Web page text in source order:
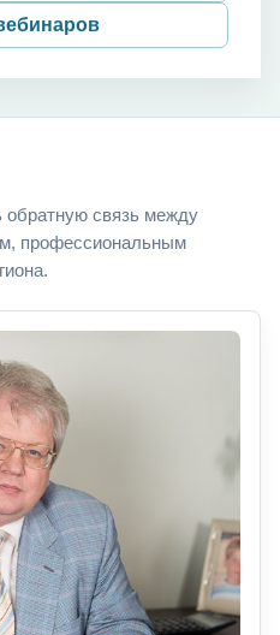
обратную связь между
профессиональным